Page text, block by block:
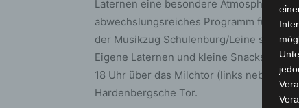
Laternen eine besondere Atmosphäre
abwechslungsreiches Programm für die
der Musikzug Schulenburg/Leine sowie
Eigene Laternen und kleine Snacks
18 Uhr über das Milchtor (links neben
Hardenbergsche Tor.